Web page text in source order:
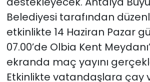
Belediyesi tarafından
etkinlikte 14 Haziran Pazar
07.00’de Olbia Kent
ekranda maç yayını
Etkinlikte vatandaşlara çay